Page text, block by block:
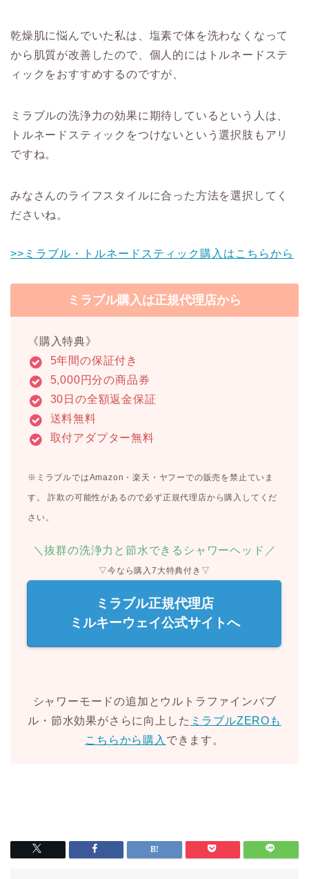
乾燥肌に悩んでいた私は、塩素で体を洗わなくなって
から肌質が改善したので、個人的にはトルネードステ
ィックをおすすめするのですが、
ミラブルの洗浄力の効果に期待しているという人は、
トルネードスティックをつけないという選択肢もアリ
ですね。
みなさんのライフスタイルに合った方法を選択してく
ださいね。
>>ミラブル・トルネードスティック購入はこちらから
ミラブル購入は正規代理店から
《購入特典》
5年間の保証付き
5,000円分の商品券
30日の全額返金保証
送料無料
取付アダプター無料
※ミラブルではAmazon・楽天・ヤフーでの販売を禁止ていま
す。 詐欺の可能性があるので必ず正規代理店から購入してくだ
さい。
＼抜群の洗浄力と節水できるシャワーヘッド／
▽今なら購入7大特典付き▽
ミラブル正規代理店
ミルキーウェイ公式サイトへ
シャワーモードの追加とウルトラファインバブ
ル・節水効果がさらに向上した ミラブルZEROも
こちらから購入 できます。